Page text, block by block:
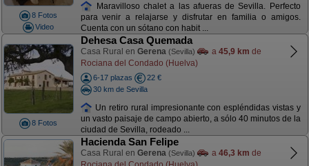
8 Fotos
Video
Maravilloso chalet a las afueras de Sevilla. Perfecto
para venir a relajarse y disfrutar en familia o amigos.
Cuenta con un sótano con habit ...
8 Fotos
Dehesa Casa Quemada
Casa Rural en Gerena (Sevilla) a 45,9 km de
Rociana del Condado (Huelva)
6-17 plazas
22 €
30 km de Sevilla
Un retiro rural impresionante con espléndidas vistas y
un vasto paisaje de campo abierto, a sólo 40 minutos de la
ciudad de Sevilla, rodeado ...
Hacienda San Felipe
Casa Rural en Gerena (Sevilla) a 46,3 km de